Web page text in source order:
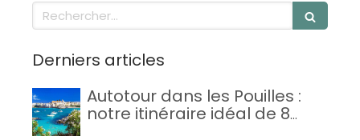
Rechercher
Derniers articles
Autotour dans les Pouilles :
notre itinéraire idéal de 8